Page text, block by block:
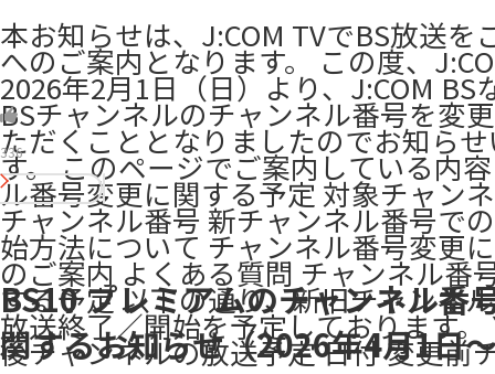
本お知らせは、J:COM TVでBS放送を
へのご案内となります。 この度、
2026年2月1日（日）より、J:COM BS
BSチャンネルのチャンネル番号を変
ただくこととなりましたのでお知ら
す。 このページでご案内している内
ル番号変更に関する予定 対象チャン
チャンネル番号 新チャンネル番号で
始方法について チャンネル番号変更
のご案内 よくある質問 チャンネル番
する予定 以下の通り、新旧チャンネ
放送終了／開始を予定しております
後チャンネルの放送予定 日付 変更前
336
BS10 プレミアムのチャンネル番
関するお知らせ（2026年4月1日